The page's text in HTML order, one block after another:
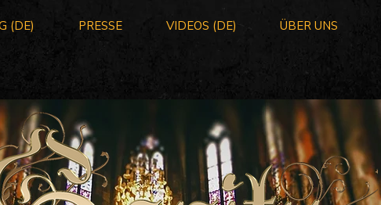
(DE) PRESSE VIDEOS (DE) ÜBER UNS